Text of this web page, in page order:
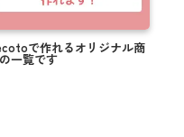
で作れるオリジナル商
一覧です